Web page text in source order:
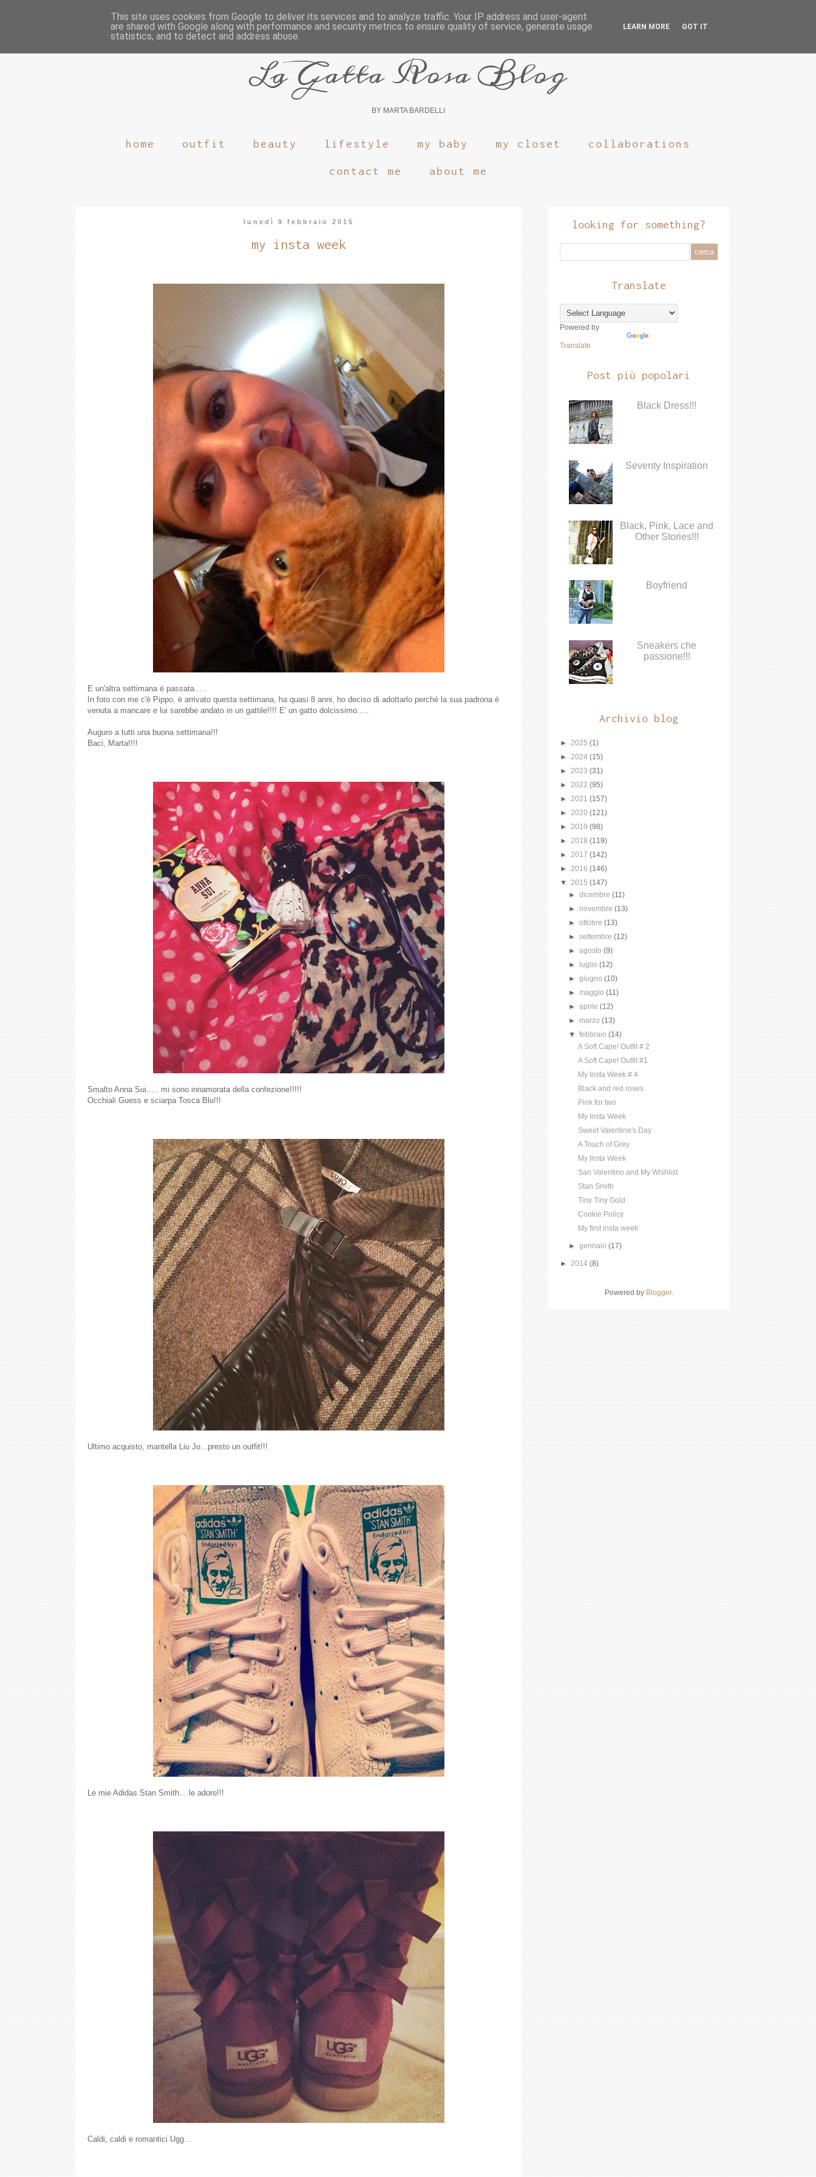
La Gatta Rosa Blog
BY MARTA BARDELLI
home outfit beauty lifestyle my baby my closet collaborations
contact me about me
lunedì 9 febbraio 2015
my insta week
E un'altra settimana è passata.....
In foto con me c'è Pippo, è arrivato questa settimana, ha quasi 8 anni, ho deciso di adottarlo perché la sua padrona è
venuta a mancare e lui sarebbe andato in un gattile!!!! E' un gatto dolcissimo.....
Auguro a tutti una buona settimana!!!
Baci, Marta!!!!
Smalto Anna Sui..... mi sono innamorata della confezione!!!!!
Occhiali Guess e sciarpa Tosca Blu!!!
Ultimo acquisto, mantella Liu Jo...presto un outfit!!!
Le mie Adidas Stan Smith... le adoro!!!
Caldi, caldi e romantici Ugg...
looking for something?
Translate
Powered by
Translate
Post più popolari
Black Dress!!!
Seventy Inspiration
Black, Pink, Lace and
Other Stories!!!
Boyfriend
Sneakers che
passione!!!
Archivio blog
► 2025 (1)
► 2024 (15)
► 2023 (31)
► 2022 (95)
► 2021 (157)
► 2020 (121)
► 2019 (98)
► 2018 (119)
► 2017 (142)
► 2016 (146)
▼ 2015 (147)
►dicembre(11)
► novembre(13)
►ottobre(13)
►settembre(12)
►agosto(9)
►
luglio(12)
►giugno(10)
► maggio(11)
►aprile(12)
► marzo(13)
▼febbraio(14)
A Soft Cape! Outfit # 2
A Soft Cape! Outfit #1
My Insta Week # 4
Black and red roses
Pink for two
My Insta Week
Sweet Valentine's Day
A Touch of Grey
My Insta Week
San Valentino and My Wishlist
Stan Smith
Tiny Tiny Gold
Cookie Policy
My first insta week
►gennaio(17)
► 2014 (8)
Powered by Blogger.
This site uses cookies from Google to deliver its services and to analyze traffic. Your IP address and user-agent
are shared with Google along with performance and security metrics to ensure quality of service, generate usage
statistics, and to detect and address abuse.
LEARN MORE GOT IT